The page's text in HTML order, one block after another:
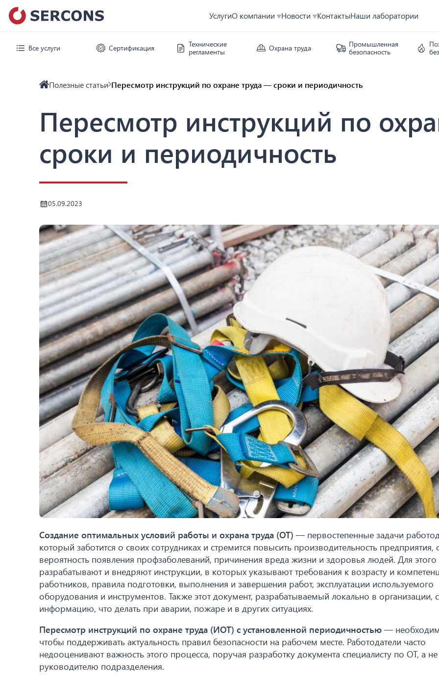
УслугиО компании Новости КонтактыНаши лаборатории
Все услуги Сертификация
Технические
регламенты
Охрана труда
Промышленная
безопасность
Полезные статьи Пересмотр инструкций по охране труда — сроки и периодичность
Пересмотр инструкций по
сроки и периодичность
05.09.2023
Создание оптимальных условий работы и охрана труда (ОТ) — первостепенные задачи
который заботится о своих сотрудниках и стремится повысить производительность предприятия,
вероятность появления профзаболеваний, причинения вреда жизни и здоровья людей. Для этого
разрабатывают и внедряют инструкции, в которых указывают требования к возрасту и
работников, правила подготовки, выполнения и завершения работ, эксплуатации используемого
оборудования и инструментов. Также этот документ, разрабатываемый локально в организации,
информацию, что делать при аварии, пожаре и в других ситуациях.
Пересмотр инструкций по охране труда (ИОТ) с установленной периодичностью —
чтобы поддерживать актуальность правил безопасности на рабочем месте. Работодатели часто
недооценивают важность этого процесса, поручая разработку документа специалисту по ОТ, а не
руководителю подразделения.